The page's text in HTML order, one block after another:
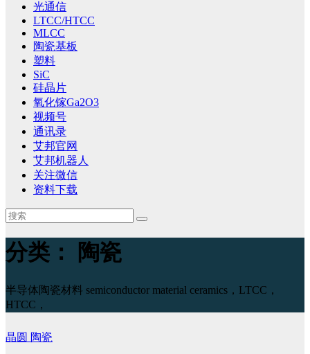
光通信
LTCC/HTCC
MLCC
陶瓷基板
塑料
SiC
硅晶片
氧化镓Ga2O3
视频号
通讯录
艾邦官网
艾邦机器人
关注微信
资料下载
分类： 陶瓷
半导体陶瓷材料 semiconductor material ceramics，LTCC，
HTCC，
晶圆 陶瓷